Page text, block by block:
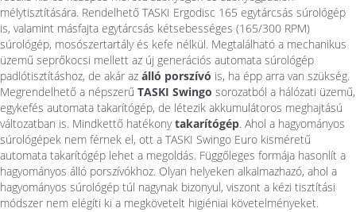
mélytisztítására. Rendelhető TASKI Ergodisc 165 egytárcsás súrológép
is, valamint másfajta egytárcsás kétsebességes (165/300 RPM)
súrológép, mosószertartály és kefe nélkül. Megtalálható a mechanikus
üzemű seprőkocsi mellett az új generációs automata súrológép
padlótisztításhoz, de akár az álló porszívó is, ha épp arra van szükség.
Megrendelhető a népszerű TASKI Swingo sorozatból a hálózati üzemű,
egykefés automata takarítógép, de létezik akkumulátoros meghajtású
változatban is. Mindkettő hatékonytakarítógép. Ahol a hagyományos
súrológépek nem férnek el, ott a TASKI Swingo Euro kisméretű
automata takarítógép lehet a megoldás. Függőleges formája hasonlít a
hagyományos álló porszívókhoz. Olyan helyeken alkalmazhazó, ahol a
hagyományos súrológép túl nagynak bizonyul, viszont a kézi tisztítási
módszer nem elégíti ki a megkövetelt higiéniai követelményeket.